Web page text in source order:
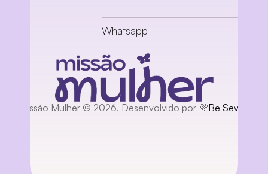
Whatsapp
Missão Mulher © 2026. Desenvolvido por 💜Be Seven